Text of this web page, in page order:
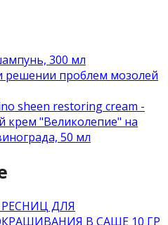
300 мл
решении проблем мозолей
sheen restoring cream -
крем "Великолепие" на
50 мл
ДЛЯ
В САШЕ 10 ГР